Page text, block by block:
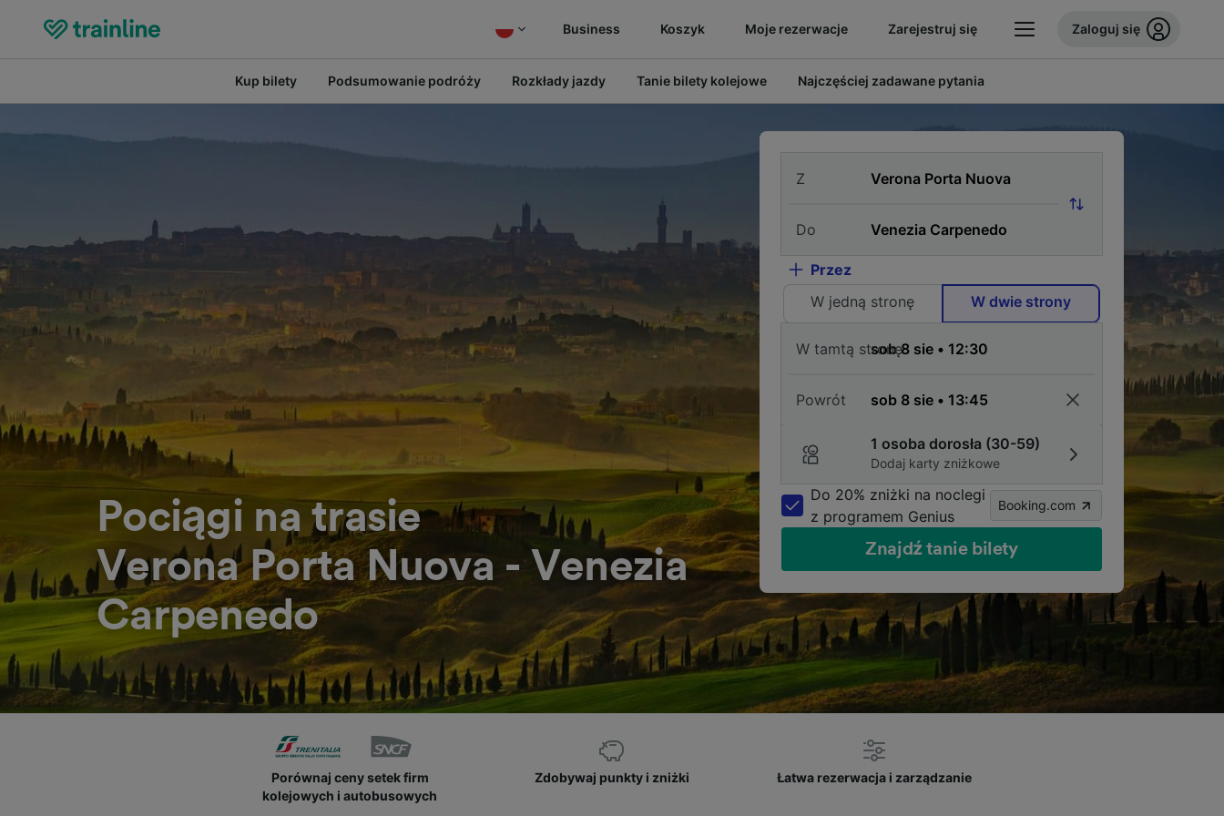
Business Koszyk Moje rezerwacje Zarejestruj się Zaloguj się
Kup bilety Podsumowanie podróży Rozkłady jazdy Tanie bilety kolejowe Najczęściej zadawane pytania
Pociągi na trasie
Verona Porta Nuova - Venezia
Carpenedo
Z
Do
Przez
W jedną stronę
W dwie strony
W tamtą stronę
Powrót
1 osoba dorosła (30-59)
Dodaj karty zniżkowe
Do 20% zniżki na noclegi
z programem Genius
Booking.com
Znajdź tanie bilety
Porównaj ceny setek firm
kolejowych i autobusowych
Zdobywaj punkty i zniżki Łatwa rezerwacja i zarządzanie